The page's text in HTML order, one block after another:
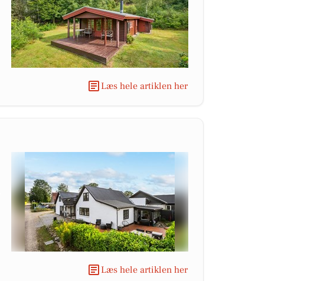
Læs hele artiklen her
Læs hele artiklen her